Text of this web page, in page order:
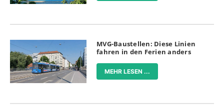
MVG-Baustellen: Diese Linien
fahren in den Ferien anders
MEHR LESEN ...